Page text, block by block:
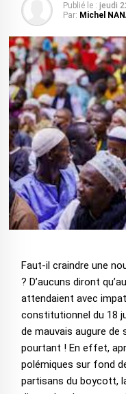
Publié le : jeudi
Par: Michel
Faut-il craindre une
? D’aucuns diront
attendaient avec
constitutionnel du 18
de mauvais augure de
pourtant ! En effet,
polémiques sur fond
partisans du boycott,